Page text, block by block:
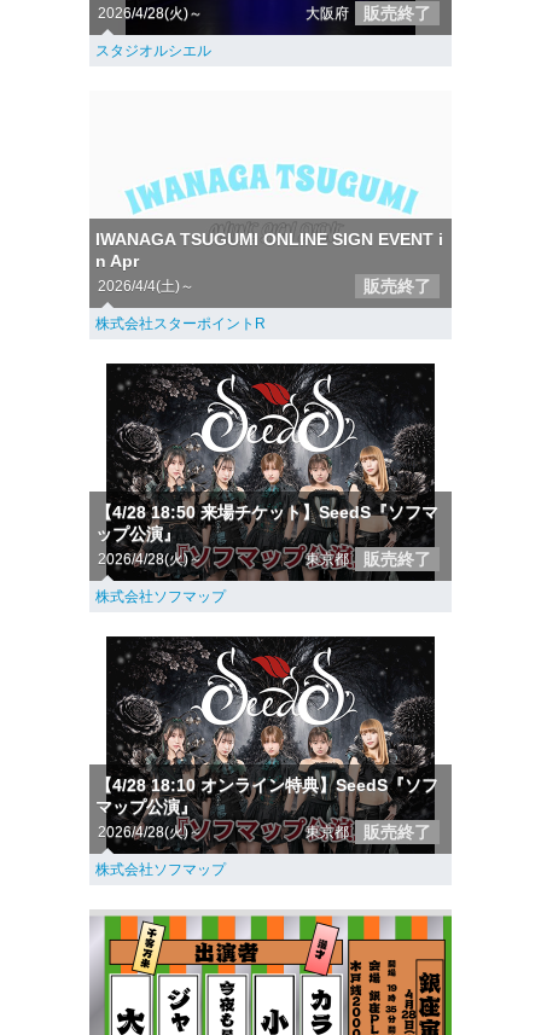
2026/4/28(火)～ 大阪府 販売終了
スタジオルシエル
IWANAGA TSUGUMI ONLINE SIGN EVENT i
n Apr
2026/4/4(土)～ 販売終了
株式会社スターポイントR
【4/28 18:50 来場チケット】SeedS『ソフマ
ップ公演』
2026/4/28(火)～ 東京都 販売終了
株式会社ソフマップ
【4/28 18:10 オンライン特典】SeedS『ソフ
マップ公演』
2026/4/28(火)～ 東京都 販売終了
株式会社ソフマップ